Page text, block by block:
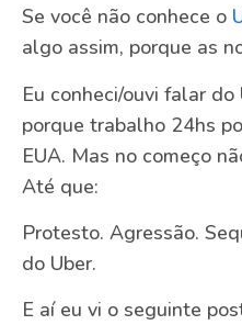
Se você não conhece o
algo assim, porque as
Eu conheci/ouvi falar
porque trabalho 24hs
EUA. Mas no começo
Até que:
Protesto. Agressão.
do Uber.
E aí eu vi o seguinte